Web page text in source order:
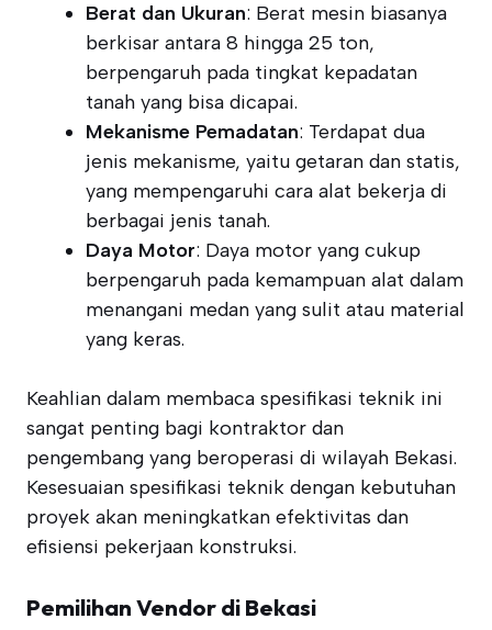
Berat dan Ukuran: Berat mesin biasanya
berkisar antara 8 hingga 25 ton,
berpengaruh pada tingkat kepadatan
tanah yang bisa dicapai.
Mekanisme Pemadatan: Terdapat dua
jenis mekanisme, yaitu getaran dan statis,
yang mempengaruhi cara alat bekerja di
berbagai jenis tanah.
Daya Motor: Daya motor yang cukup
berpengaruh pada kemampuan alat dalam
menangani medan yang sulit atau material
yang keras.
Keahlian dalam membaca spesifikasi teknik ini
sangat penting bagi kontraktor dan
pengembang yang beroperasi di wilayah Bekasi.
Kesesuaian spesifikasi teknik dengan kebutuhan
proyek akan meningkatkan efektivitas dan
efisiensi pekerjaan konstruksi.
Pemilihan Vendor di Bekasi